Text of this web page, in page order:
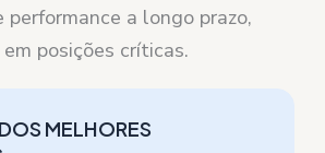
a longo prazo,
posições críticas.
MELHORES